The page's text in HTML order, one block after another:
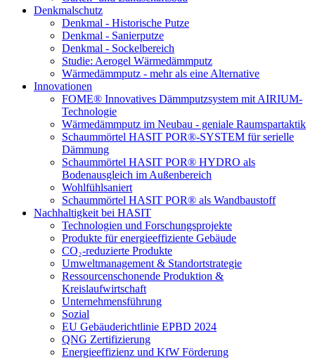
Denkmalschutz
Denkmal - Historische Putze
Denkmal - Sanierputze
Denkmal - Sockelbereich
Studie: Aerogel Wärmedämmputz
Wärmedämmputz - mehr als eine Alternative
Innovationen
FOME® Innovatives Dämmputzsystem mit AIRIUM-
Technologie
Wärmedämmputz im Neubau - geniale Raumspartaktik
Schaummörtel HASIT POR®-SYSTEM für serielle
Dämmung
Schaummörtel HASIT POR® HYDRO als
Bodenausgleich im Außenbereich
Wohlfühlsaniert
Schaummörtel HASIT POR® als Wandbaustoff
Nachhaltigkeit bei HASIT
Technologien und Forschungsprojekte
Produkte für energieeffiziente Gebäude
CO₂-reduzierte Produkte
Umweltmanagement & Standortstrategie
Ressourcenschonende Produktion &
Kreislaufwirtschaft
Unternehmensführung
Sozial
EU Gebäuderichtlinie EPBD 2024
QNG Zertifizierung
Energieeffizienz und KfW Förderung